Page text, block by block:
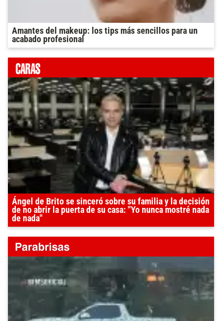
Amantes del makeup: los tips más sencillos para un
acabado profesional
Ángel de Brito se sinceró sobre su familia y la decisión
de no abrir la puerta de su casa: "Yo nunca mostré nada
de nada"